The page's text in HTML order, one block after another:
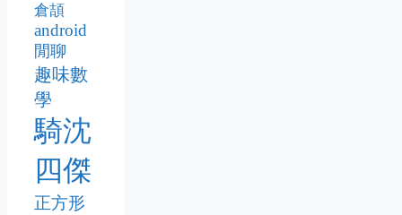
倉頡
android
閒聊
趣味數
學
騎沈
四傑
正方形